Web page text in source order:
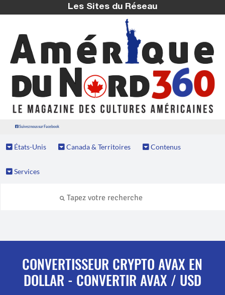
Les Sites du Réseau
Suivez nous sur Facebook
États-Unis Canada & Territoires Contenus
Services
CONVERTISSEUR CRYPTO AVAX EN
DOLLAR - CONVERTIR AVAX / USD